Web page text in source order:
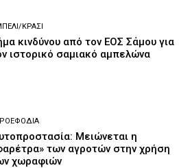
ΚΡΑΣΊ
κινδύνου από τον ΕΟΣ Σάμου για
ιστορικό σαμιακό αμπελώνα
Μειώνεται η
των αγροτών στην χρήση
χωραφιών